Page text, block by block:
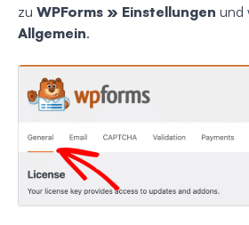
zu WPForms » Einstellungen und
Allgemein.